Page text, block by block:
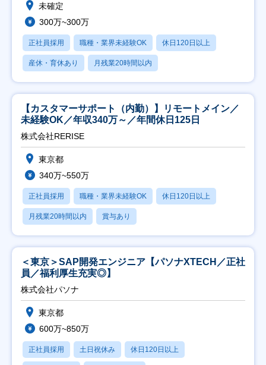
未確定
300万~300万
正社員採用 職種・業界未経験OK 休日120日以上
産休・育休あり 月残業20時間以内
【カスタマーサポート（内勤）】リモートメイン／
未経験OK／年収340万～／年間休日125日
株式会社RERISE
東京都
340万~550万
正社員採用 職種・業界未経験OK 休日120日以上
月残業20時間以内 賞与あり
＜東京＞SAP開発エンジニア【パソナXTECH／正社
員／福利厚生充実◎】
株式会社パソナ
東京都
600万~850万
正社員採用 土日祝休み 休日120日以上